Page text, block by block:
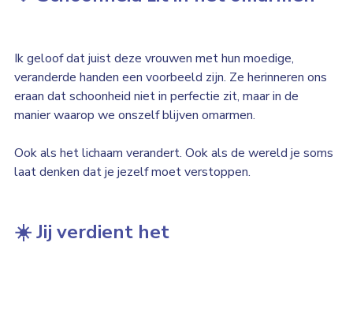
Ik geloof dat juist deze vrouwen met hun moedige,
veranderde handen een voorbeeld zijn. Ze herinneren ons
eraan dat schoonheid niet in perfectie zit, maar in de
manier waarop we onszelf blijven omarmen.
Ook als het lichaam verandert. Ook als de wereld je soms
laat denken dat je jezelf moet verstoppen.
☀️ Jij verdient het